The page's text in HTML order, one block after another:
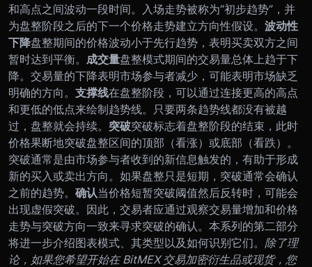
和高点之间波动一段时间。入场走势被称为“初步趋势”，并
为盘整阶段之后的下一个价格走势建立方向性假设。 波动性
下降盘整期间的价格波动小于先行趋势，表明买卖双方之间
暂时达到平衡。 成交量盘整模式期间的交易量总体上趋于下
降。交易量的下降表明市场参与者减少，可能表明市场缺乏
明确的方向。 支撑线在盘整阶段，可以通过连接更高的高点
和更低的低点来绘制趋势线。只要两条趋势线都没有被越
过，盘整就会持续。 突破突破标志着盘整阶段的结束，此时
价格果断地突破盘整区间的顶部（看涨）或底部（看跌）。
突破通常是由市场参与者收到的新信息触发的，有助于形成
新的买入或卖出方向。如果盘整只是短期，突破通常会确认
之前的趋势。 确认当价格短暂突破阈值然后反转时，可能会
出现虚假突破。因此，交易者应通过观察交易量增加和价格
走势与突破方向一致来寻求突破的确认。 本系列的第二部分
将进一步介绍图表模式、其类型以及如何识别它们。 除了理
论，如果您希望开始在 BitMEX 交易加密衍生品或现货，您